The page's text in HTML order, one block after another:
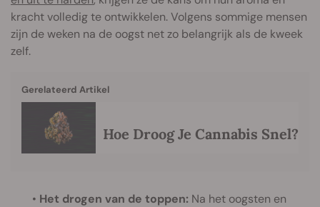
kracht volledig te ontwikkelen. Volgens sommige mensen
zijn de weken na de oogst net zo belangrijk als de kweek
zelf.
Gerelateerd Artikel
Hoe Droog Je Cannabis Snel?
• Het drogen van de toppen: Na het oogsten en